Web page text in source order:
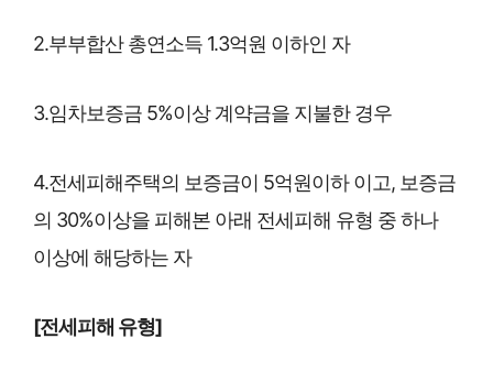
2.부부합산 총연소득 1.3억원 이하인 자
3.임차보증금 5%이상 계약금을 지불한 경우
4.전세피해주택의 보증금이 5억원이하 이고, 보증금
의 30%이상을 피해본 아래 전세피해 유형 중 하나
이상에 해당하는 자
[전세피해 유형]